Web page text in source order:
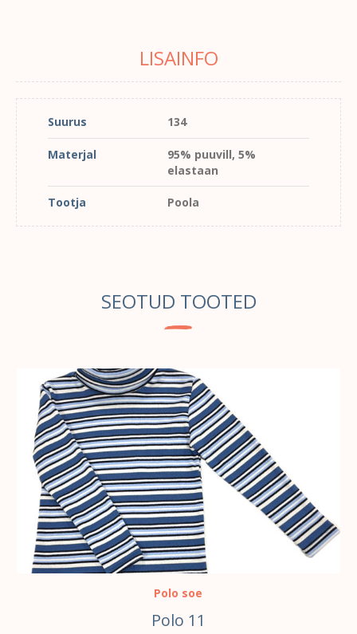
LISAINFO
Suurus 134
Materjal
95% puuvill, 5%
elastaan
Tootja Poola
SEOTUD TOOTED
VALI
Polo soe
Polo 11